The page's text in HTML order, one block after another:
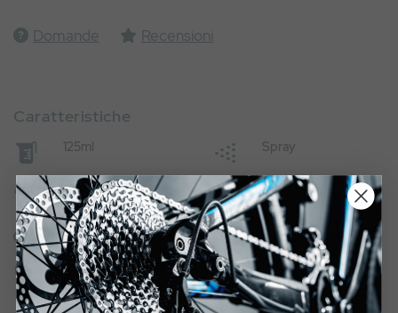
Domande Recensioni
Caratteristiche
125ml
E-bike ready
Per tutte le bici
STEP 4
Spray
Leveraggi